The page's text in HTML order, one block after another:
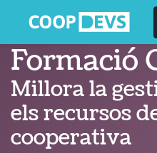
Formació
Millora la
els recursos
cooperativa